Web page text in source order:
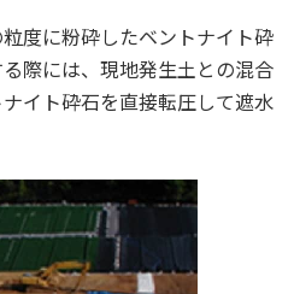
度に粉砕したベントナイト砕
際には、現地発生土との混合
イト砕石を直接転圧して遮水